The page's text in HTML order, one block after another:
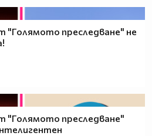
"Голямото преследване" не
"Голямото преследване"